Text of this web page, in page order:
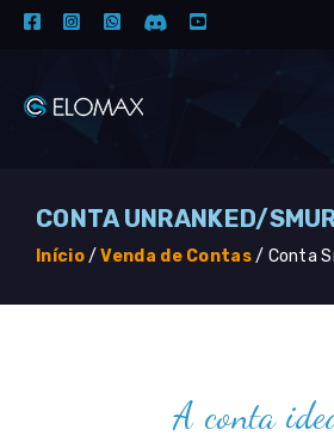
CONTA UNRANKED/
Início/ Venda de Contas/ Conta
A conta